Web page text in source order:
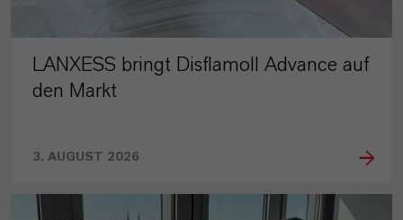
LANXESS bringt Disflamoll Advance auf
den Markt
3. AUGUST 2026